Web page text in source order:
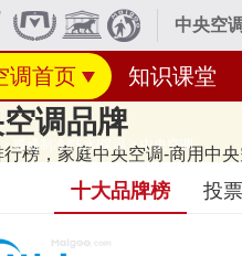
中央空调
调首页 知识课堂
调品牌
榜，家庭中央空调-商用中
发
品牌名单的是口碑好或知名度高
日（每月更新）
> 暖通制冷/防水/保温 > 中央空调
十大品牌榜 投